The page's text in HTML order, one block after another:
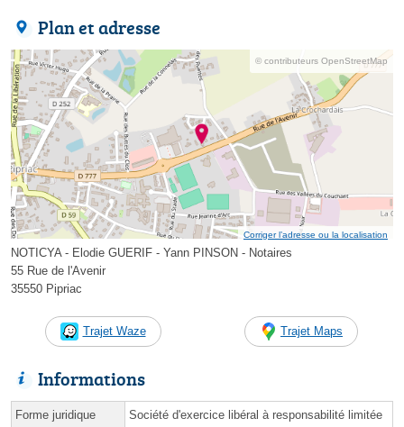
Plan et adresse
© contributeurs OpenStreetMap
Corriger l’adresse ou la localisation
NOTICYA - Elodie GUERIF - Yann PINSON - Notaires
55 Rue de l'Avenir
35550 Pipriac
Trajet Waze Trajet Maps
Informations
Forme juridique Société d'exercice libéral à responsabilité limitée